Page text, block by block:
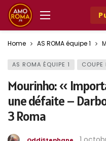
Home AS ROMA équipe 1
AS ROMA ÉQUIPE 1 COUPE
Mourinho: «
une défaite –
3 Roma